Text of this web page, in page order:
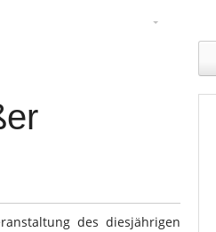
des diesjährigen